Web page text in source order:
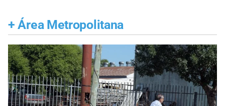
+ Área Metropolitana